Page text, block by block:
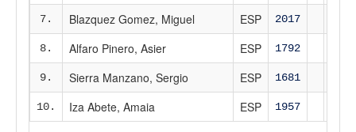
7. Blazquez Gomez, Miguel ESP 2017
8. Alfaro Pinero, Asier ESP 1792
9. Sierra Manzano, Sergio ESP 1681
10. Iza Abete, Amaia ESP 1957